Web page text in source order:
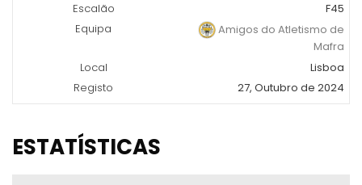
Escalão
F45
Equipa
Amigos do Atletismo de
Mafra
Local
Lisboa
Registo
27, Outubro de 2024
ESTATÍSTICAS